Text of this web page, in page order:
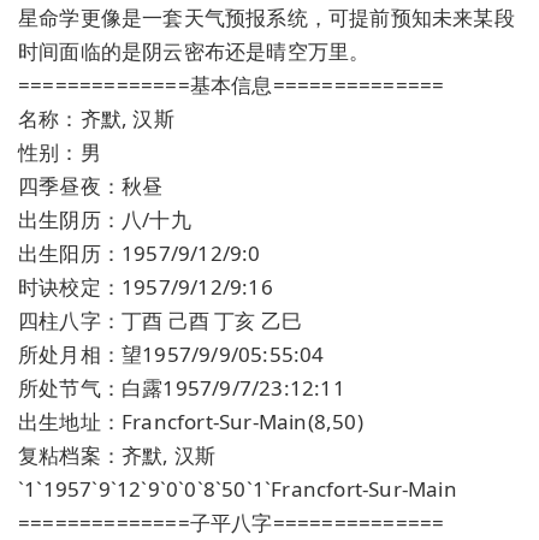
星命学更像是一套天气预报系统，可提前预知未来某段
时间面临的是阴云密布还是晴空万里。
==============基本信息==============
名称：齐默, 汉斯
性别：男
四季昼夜：秋昼
出生阴历：八/十九
出生阳历：1957/9/12/9:0
时诀校定：1957/9/12/9:16
四柱八字：丁酉 己酉 丁亥 乙巳
所处月相：望1957/9/9/05:55:04
所处节气：白露1957/9/7/23:12:11
出生地址：Francfort-Sur-Main(8,50)
复粘档案：齐默, 汉斯
`1`1957`9`12`9`0`0`8`50`1`Francfort-Sur-Main
==============子平八字==============